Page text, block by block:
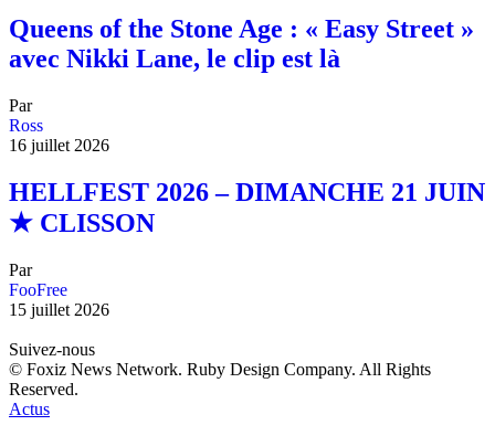
Queens of the Stone Age : « Easy Street »
avec Nikki Lane, le clip est là
Par
Ross
16 juillet 2026
HELLFEST 2026 – DIMANCHE 21 JUIN
★ CLISSON
Par
FooFree
15 juillet 2026
Suivez-nous
© Foxiz News Network. Ruby Design Company. All Rights
Reserved.
Actus